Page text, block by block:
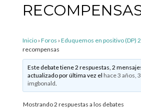
Inicio › Foros › Eduquemos en positivo (DP)
recompensas
Este debate tiene 2 respuestas, 2
actualizado por última vez el hace 3 años,
imgbonald.
Mostrando 2 respuestas a los debates